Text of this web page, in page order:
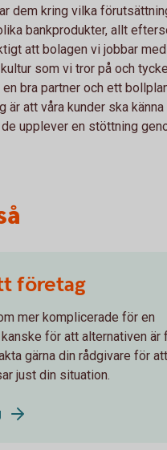
dem kring vilka
bankprodukter, allt
att bolagen vi jobbar
som vi tror på och
bra partner och ett
att våra kunder ska
upplever en stöttning
företag
mer komplicerade för en
för att alternativen är
gärna din rådgivare för att
just din situation.